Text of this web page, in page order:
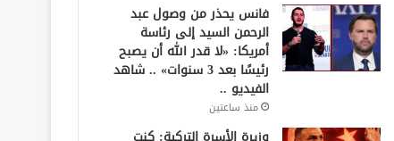
فانس يحذر من وصول عبد
الرحمن السيد إلى رئاسة
أمريكا: «لا قدر الله أن يصبح
رئيسًا بعد 3 سنوات» .. شاهد
الفيديو ..
منذ ساعتين